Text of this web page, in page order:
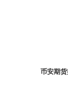
币安期